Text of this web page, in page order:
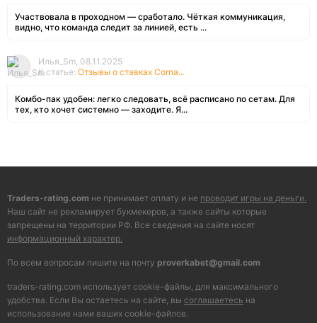
Участвовала в проходном — сработало. Чёткая коммуникация,
видно, что команда следит за линией, есть ...
Илья_Sm, 08.11.2025
К статье: Отзывы о ставках Corna...
Комбо-пак удобен: легко следовать, всё расписано по сетам. Для
тех, кто хочет системно — заходите. Я...
Traders-rating.com не принимает оплату и не проводит игры на деньги.
Наш сайт не рекламирует букмекеров, а также сайты которые
запрещены на территории РФ. Все сведения на сайте носят
информационный характер.
По всем вопросам пишите на почту proverkabet@gmail.com
traders-rating.com использует cookie-файлы, для максимального
удобства. Если Вы остаетесь на сайте, вы соглашаетесь на
использование нами ваших cookie-файлов.